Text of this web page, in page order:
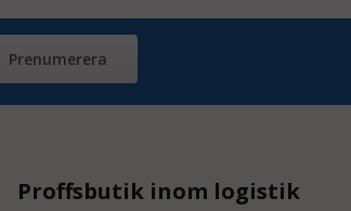
Prenumerera
Proffsbutik inom logistik